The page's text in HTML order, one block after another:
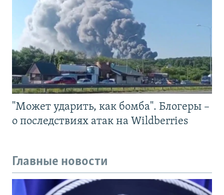
"Может ударить, как бомба". Блогеры –
о последствиях атак на Wildberries
Главные новости